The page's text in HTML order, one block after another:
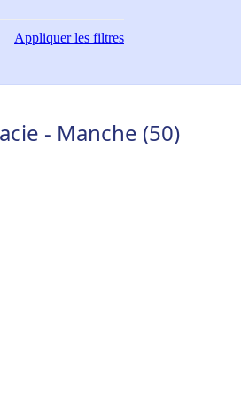
Appliquerles filtres
- Manche (50)